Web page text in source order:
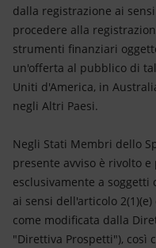
dalla registrazione ai
procedere alla
strumenti finanziari
un'offerta al pubblico di
Uniti d'America, in
negli Altri Paesi.
Negli Stati Membri dello
presente avviso è rivolto
esclusivamente a
ai sensi dell'articolo
come modificata dalla
"Direttiva Prospetti"), così